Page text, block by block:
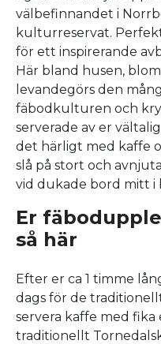
välbefinnandet i
kulturreservat.
för ett inspirerande
Här bland husen,
levandegörs den
fäbodkulturen och
serverade av er
det härligt med kaffe
slå på stort och
vid dukade bord mitt i
Er
så här
Efter er ca 1 timme
dags för de
servera kaffe med
traditionellt